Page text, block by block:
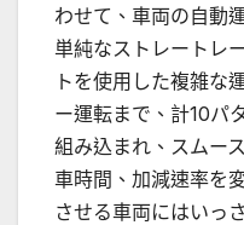
わせて、車両の自動
単純なストレートレ
トを使用した複雑な
ー運転まで、計10パ
組み込まれ、スムー
車時間、加減速率を
させる車両にはいっ